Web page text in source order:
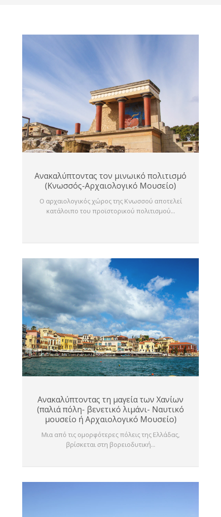
Ανακαλύπτοντας τον μινωικό πολιτισμό
(Κνωσσός-Αρχαιολογικό Μουσείο)
Ο αρχαιολογικός χώρος της Κνωσσού αποτελεί
κατάλοιπο του προϊστορικού πολιτισμού...
Ανακαλύπτοντας τη μαγεία των Χανίων
(παλιά πόλη- βενετικό λιμάνι- Ναυτικό
μουσείο ή Αρχαιολογικό Μουσείο)
Μια από τις ομορφότερες πόλεις της Ελλάδας,
βρίσκεται στη βορειοδυτική...